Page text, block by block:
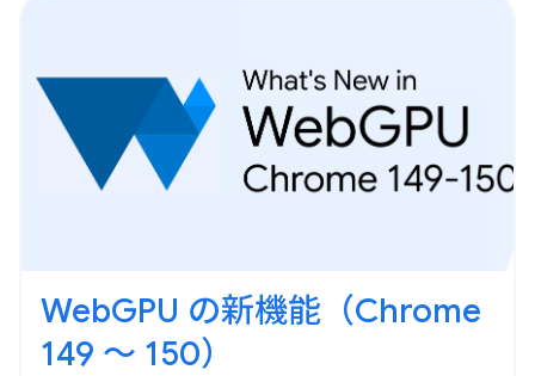
WebGPU の新機能（Chrome
149 ～ 150）